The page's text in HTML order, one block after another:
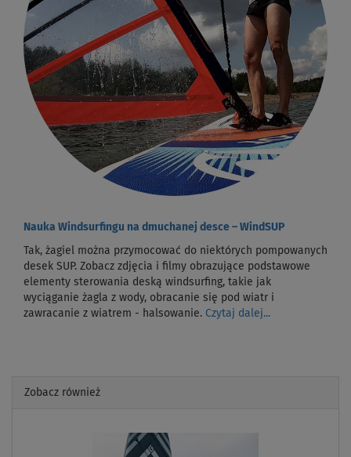
Nauka Windsurfingu na dmuchanej desce – WindSUP
Tak, żagiel można przymocować do niektórych pompowanych
desek SUP. Zobacz zdjęcia i filmy obrazujące podstawowe
elementy sterowania deską windsurfing, takie jak
wyciąganie żagla z wody, obracanie się pod wiatr i
zawracanie z wiatrem - halsowanie. Czytaj dalej...
Zobacz również